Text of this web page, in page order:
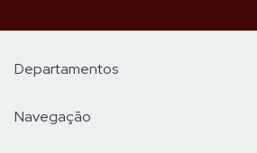
Departamentos
Navegação